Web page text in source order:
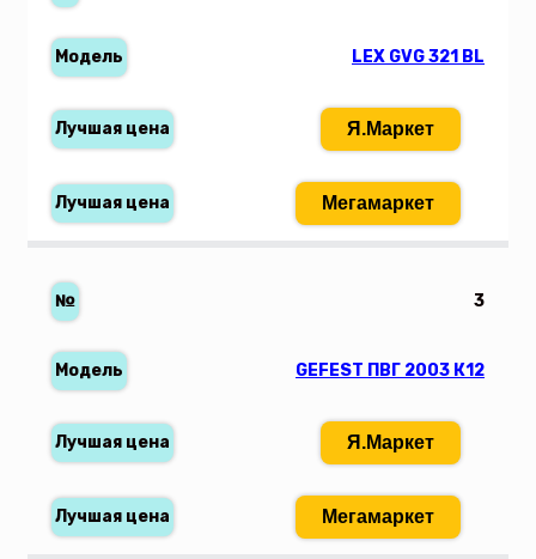
LEX GVG 321 BL
Я.Маркет
Мегамаркет
3
GEFEST ПВГ 2003 К12
Я.Маркет
Мегамаркет